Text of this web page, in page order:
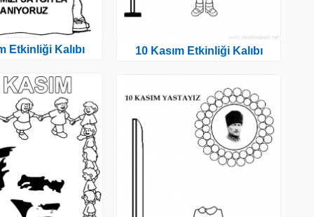
Etkinliği Kalıbı 10 Kasım Etkinliği Kalıbı